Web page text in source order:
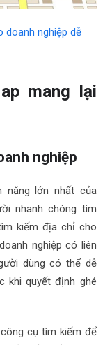
doanh nghiệp dễ
mang lại
nghiệp
năng lớn nhất của
nhanh chóng tìm
kiếm địa chỉ cho
nghiệp có liên
dùng có thể dễ
khi quyết định ghé
cụ tìm kiếm để